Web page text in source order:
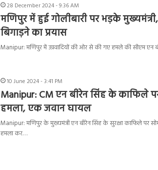
28 December 2024 - 9:36 AM
मणिपुर में हुई गोलीबारी पर भड़के
बिगाड़ने का प्रयास
Manipur: मणिपुर में उग्रवादियों की ओर से की गए हमले की सीएम एन
10 June 2024 - 3:41 PM
Manipur: CM एन बीरेन सिंह के काफिले पर
हमला, एक जवान घायल
Manipur: मणिपुर के मुख्यमंत्री एन बीरेन सिंह के सुरक्षा काफिले पर
हमला कर…